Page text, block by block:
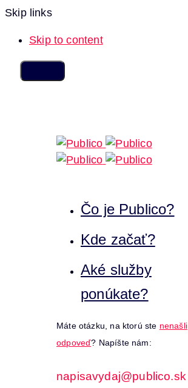
Skip links
Skip to content
Čo je Publico?
Kde začať?
Aké služby
ponúkate?
Máte otázku, na ktorú ste nenašli
odpoveď? Napíšte nám:
napisavydaj@publico.sk